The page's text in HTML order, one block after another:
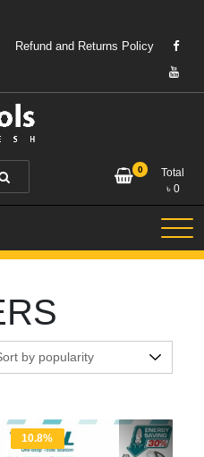
Refund and Returns Policy
0
Total
৳ 0
10.8%